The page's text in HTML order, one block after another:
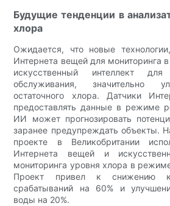
Будущие тенденции в
хлора
Ожидается, что новые
Интернета вещей для мониторинга
искусственный интеллект для
обслуживания, значительно
остаточного хлора. Датчики
предоставлять данные в режиме
ИИ может прогнозировать
заранее предупреждать объекты.
проекте в Великобритании
Интернета вещей и
мониторинга уровня хлора в
Проект привел к снижению
срабатываний на 60% и
воды на 20%.